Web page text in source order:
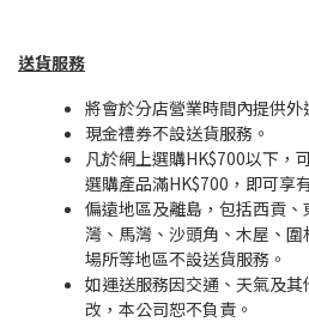
送貨服務
將會於分店營業時間內提供外
現金禮券不設送貨服務。
凡於網上選購HK$700以下，
選購產品滿HK$700，即可享
偏遠地區及離島，包括西貢
灣、馬灣、沙頭角、木屋、
場所等地區不設送貨服務。
如運送服務因交通、天氣及
改，本公司恕不負責。